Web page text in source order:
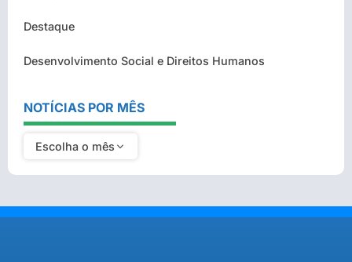
Destaque
Desenvolvimento Social e Direitos Humanos
NOTÍCIAS POR MÊS
Escolha o mês